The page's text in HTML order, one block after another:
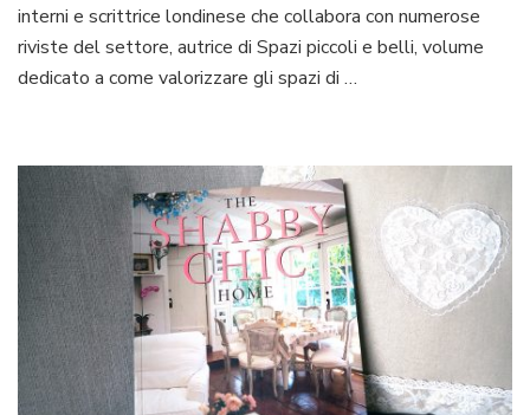
interni e scrittrice londinese che collabora con numerose
riviste del settore, autrice di Spazi piccoli e belli, volume
dedicato a come valorizzare gli spazi di …